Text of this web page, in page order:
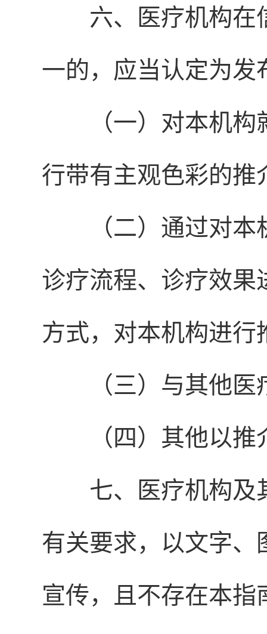
六、医疗机构在
一的，应当认定为发
（一）对本机
行带有主观色彩的推
（二）通过对
诊疗流程、诊疗效果
方式，对本机构进行
（三）与其他
（四）其他以
七、医疗机构及
有关要求，以文字
宣传，且不存在本